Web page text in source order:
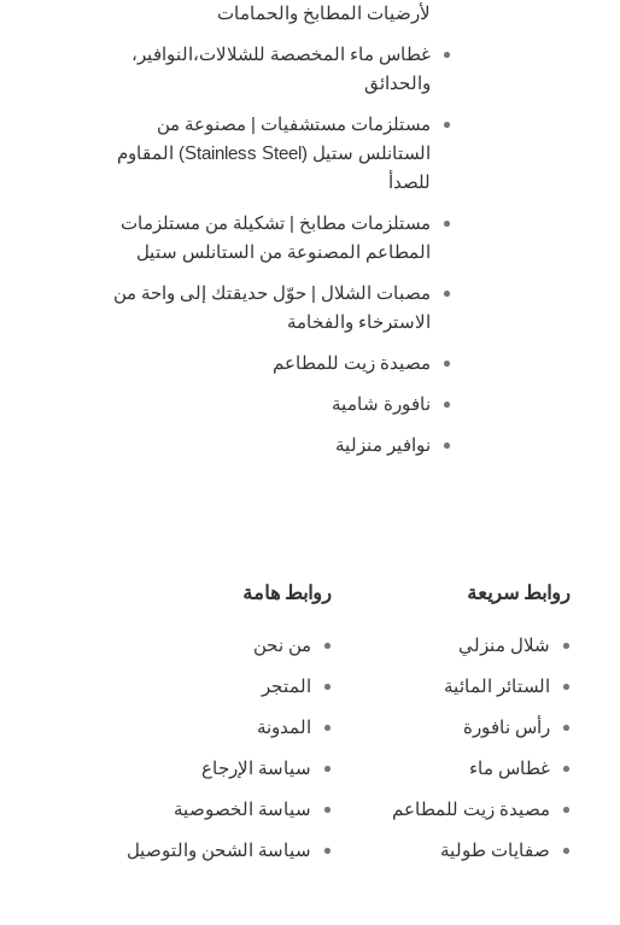
لأرضيات المطابخ والحمامات
غطاس ماء المخصصة للشلالات،النوافير،
والحدائق
مستلزمات مستشفيات | مصنوعة من
الستانلس ستيل (Stainless Steel) المقاوم
للصدأ
مستلزمات مطابخ | تشكيلة من مستلزمات
المطاعم المصنوعة من الستانلس ستيل
مصبات الشلال | حوّل حديقتك إلى واحة من
الاسترخاء والفخامة
مصيدة زيت للمطاعم
نافورة شامية
نوافير منزلية
روابط سريعة
شلال منزلي
الستائر المائية
رأس نافورة
غطاس ماء
مصيدة زيت للمطاعم
صفايات طولية
روابط هامة
من نحن
المتجر
المدونة
سياسة الإرجاع
سياسة الخصوصية
سياسة الشحن والتوصيل